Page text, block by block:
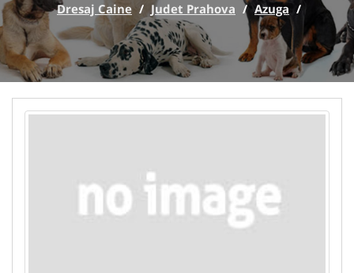
Dresaj Caine / Judet Prahova / Azuga /